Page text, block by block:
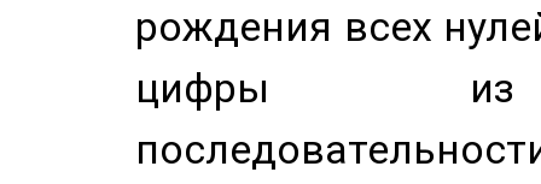
рождения всех
цифры из